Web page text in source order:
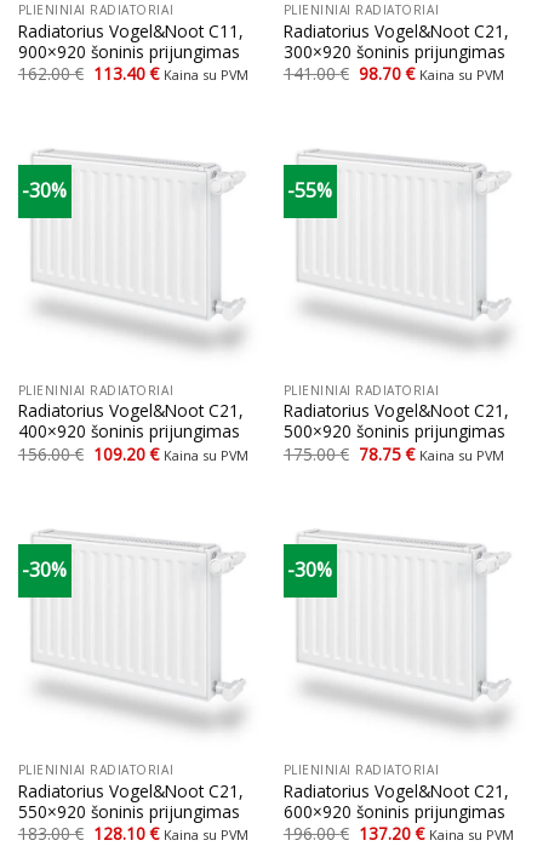
PLIENINIAI RADIATORIAI
Radiatorius Vogel&Noot C11,
900×920 šoninis prijungimas
162.00€ Original
113.40€Current
Kaina su PVM
PLIENINIAI RADIATORIAI
Radiatorius Vogel&Noot C21,
300×920 šoninis prijungimas
141.00€ Original
98.70€Current
Kaina su PVM
-30%
PLIENINIAI RADIATORIAI
Radiatorius Vogel&Noot C21,
400×920 šoninis prijungimas
156.00€ Original
price
109.20€Current
price
Kaina su PVM
-55%
PLIENINIAI RADIATORIAI
Radiatorius Vogel&Noot C21,
500×920 šoninis prijungimas
175.00€ Original
price
78.75€Current
price
Kaina su PVM
-30%
PLIENINIAI RADIATORIAI
Radiatorius Vogel&Noot C21,
550×920 šoninis prijungimas
183.00€ Original
128.10€Current
Kaina su PVM
-30%
PLIENINIAI RADIATORIAI
Radiatorius Vogel&Noot C21,
600×920 šoninis prijungimas
196.00€ Original
137.20€Current
Kaina su PVM